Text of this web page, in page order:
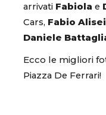
arrivati Fabiola e
Cars, Fabio Alisei
Daniele
Ecco le migliori
Piazza De Ferrari!